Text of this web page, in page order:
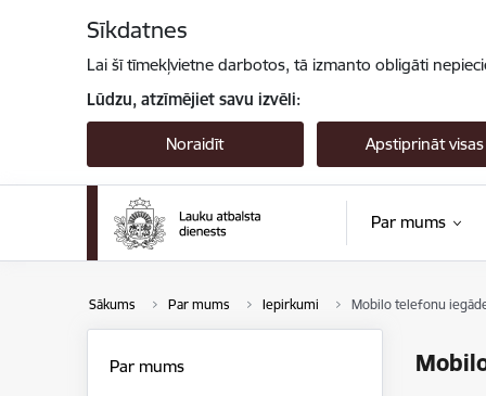
Sīkdatnes
Lai šī tīmekļvietne darbotos, tā izmanto obligāti
Lūdzu, atzīmējiet savu izvēli:
Noraidīt Apstiprināt visas
Par mums
Sākums Par mums Iepirkumi Mobilo telefonu
Par mums